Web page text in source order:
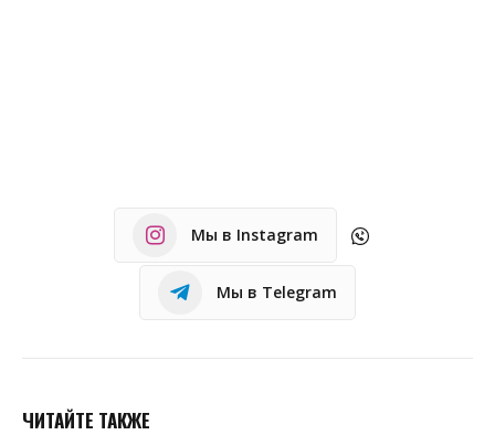
Мы в Instagram
Мы в Telegram
ЧИТАЙТЕ ТАКЖЕ